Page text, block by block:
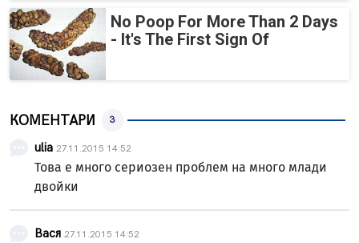
No Poop For More Than 2 Days
- It's The First Sign Of
КОМЕНТАРИ 3
ulia 27.11.2015 14:52
Това е много сериозен проблем на много млади
двойки
Вася 27.11.2015 14:52